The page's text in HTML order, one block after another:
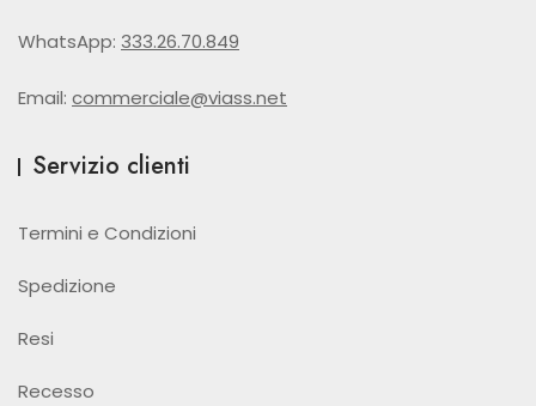
WhatsApp: 333.26.70.849
Email: commerciale@viass.net
Servizio clienti
Termini e Condizioni
Spedizione
Resi
Recesso